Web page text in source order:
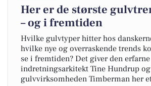
Her er de største
– og i fremtiden
Hvilke gulvtyper hitter hos
hvilke nye og overraskende trends
se i fremtiden? Det giver den erfarne
indretningsarkitekt Tine Hundrup og
gulvvirksomheden Timberman her